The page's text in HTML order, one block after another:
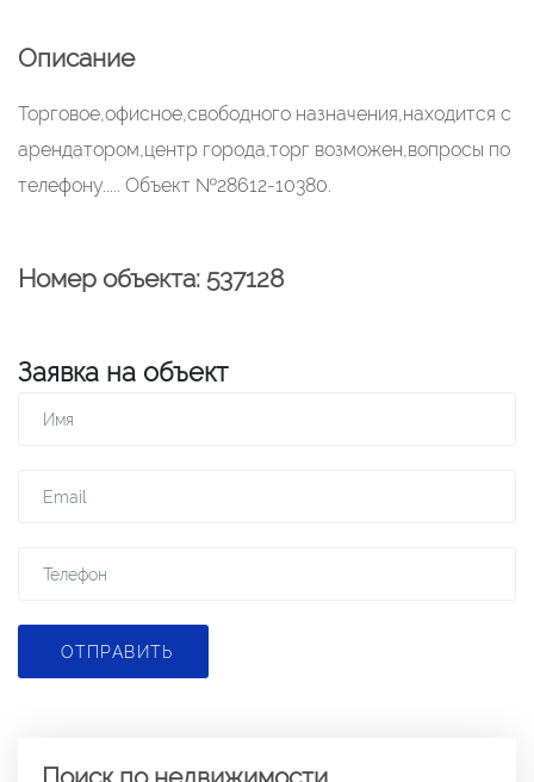
Описание
Торговое,офисное,свободного назначения,находится с
арендатором,центр города,торг возможен,вопросы по
телефону..... Объект №28612-10380.
Номер объекта: 537128
Заявка на объект
ОТПРАВИТЬ